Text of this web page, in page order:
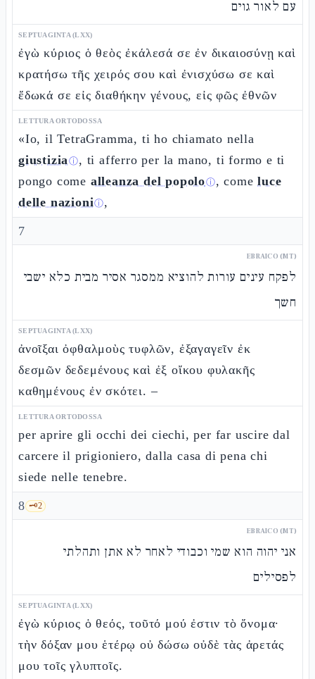
עם לאור גוים
SEPTUAGINTA (LXX)
ἐγὼ κύριος ὁ θεὸς ἐκάλεσά σε ἐν δικαιοσύνῃ καὶ
κρατήσω τῆς χειρός σου καὶ ἐνισχύσω σε καὶ
ἔδωκά σε εἰς διαθήκην γένους, εἰς φῶς ἐθνῶν
LETTURA ORTODOSSA
«Io, il TetraGramma, ti ho chiamato nella
giustiziaⓘ, ti afferro per la mano, ti formo e ti
pongo come alleanza del popoloⓘ, comeluce
delle nazioniⓘ,
7
EBRAICO (MT)
לפקח עינים עורות להוציא ממסגר אסיר מבית כלא ישבי
חשך
SEPTUAGINTA (LXX)
ἀνοῖξαι ὀφθαλμοὺς τυφλῶν, ἐξαγαγεῖν ἐκ
δεσμῶν δεδεμένους καὶ ἐξ οἴκου φυλακῆς
καθημένους ἐν σκότει. –
LETTURA ORTODOSSA
per aprire gli occhi dei ciechi, per far uscire dal
carcere il prigioniero, dalla casa di pena chi
siede nelle tenebre.
8 🗝️2
EBRAICO (MT)
אני יהוה הוא שמי וכבודי לאחר לא אתן ותהלתי
לפסילים
SEPTUAGINTA (LXX)
ἐγὼ κύριος ὁ θεός, τοῦτό μού ἐστιν τὸ ὄνομα·
τὴν δόξαν μου ἑτέρῳ οὐ δώσω οὐδὲ τὰς ἀρετάς
μου τοῖς γλυπτοῖς.